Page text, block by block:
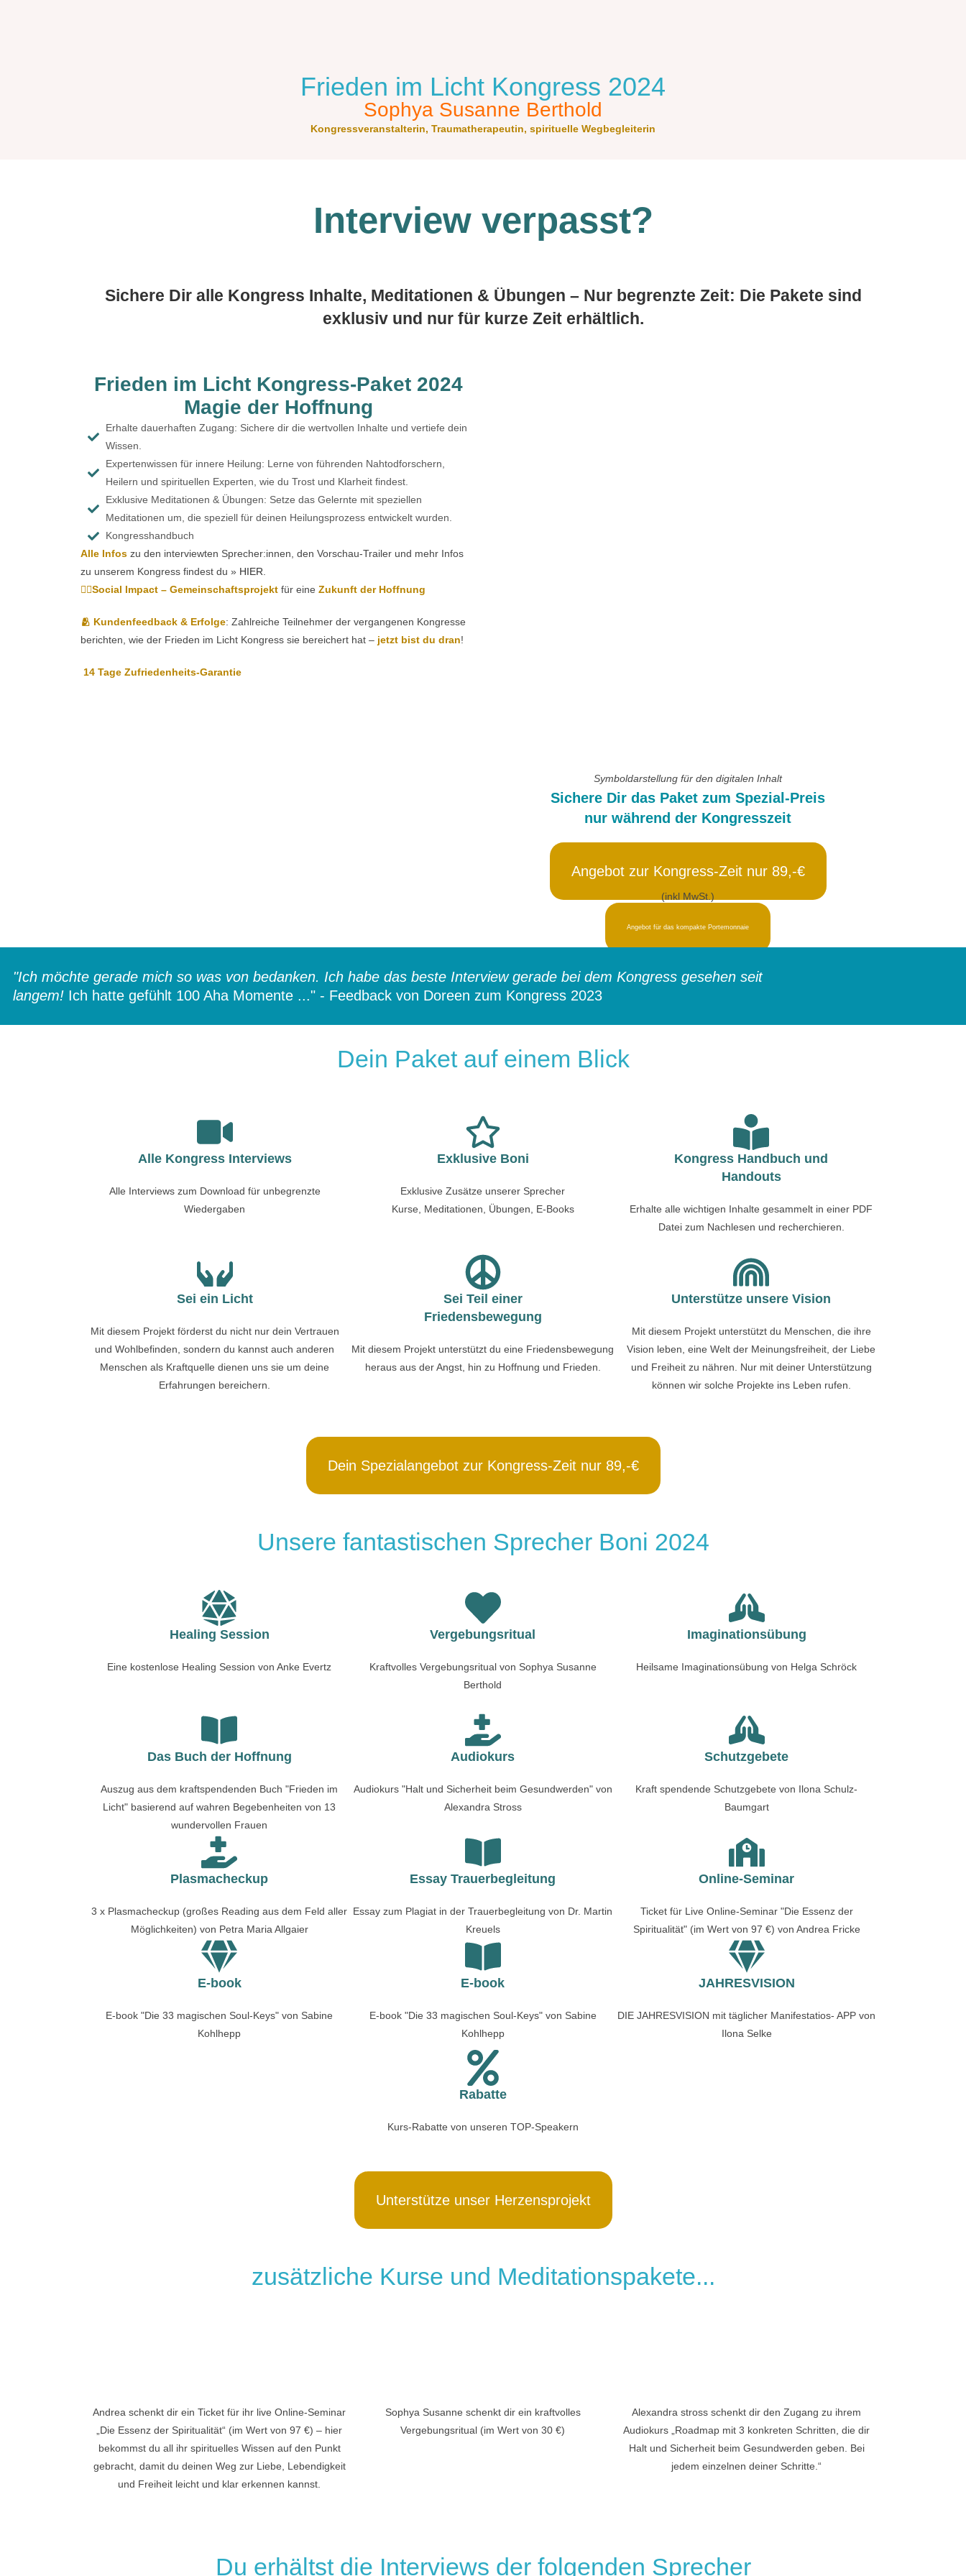
Frieden im Licht Kongress 2024
Sophya Susanne Berthold
Kongressveranstalterin, Traumatherapeutin, spirituelle Wegbegleiterin
Interview verpasst?
Sichere Dir alle Kongress Inhalte, Meditationen & Übungen – Nur begrenzte Zeit: Die Pakete sind
exklusiv und nur für kurze Zeit erhältlich.
Frieden im Licht Kongress-Paket 2024
Magie der Hoffnung
Erhalte dauerhaften Zugang: Sichere dir die wertvollen Inhalte und vertiefe dein
Wissen.
Expertenwissen für innere Heilung: Lerne von führenden Nahtodforschern,
Heilern und spirituellen Experten, wie du Trost und Klarheit findest.
Exklusive Meditationen & Übungen: Setze das Gelernte mit speziellen
Meditationen um, die speziell für deinen Heilungsprozess entwickelt wurden.
Kongresshandbuch
Alle Infos zu den interviewten Sprecher:innen, den Vorschau-Trailer und mehr Infos
zu unserem Kongress findest du » HIER.
👇🏼Social Impact – Gemeinschaftsprojekt für eine Zukunft der Hoffnung
🫂 Kundenfeedback & Erfolge: Zahlreiche Teilnehmer der vergangenen Kongresse
berichten, wie der Frieden im Licht Kongress sie bereichert hat – jetzt bist du dran!
14 Tage Zufriedenheits-Garantie
Symboldarstellung für den digitalen Inhalt
Sichere Dir das Paket zum Spezial-Preis
nur während der Kongresszeit
Angebot zur Kongress-Zeit nur 89,-€
(inkl MwSt.)
Angebot für das kompakte Portemonnaie
"Ich möchte gerade mich so was von bedanken. Ich habe das beste Interview gerade bei dem Kongress gesehen seit
langem! Ich hatte gefühlt 100 Aha Momente ..." - Feedback von Doreen zum Kongress 2023
Dein Paket auf einem Blick
Alle Kongress Interviews
Alle Interviews zum Download für unbegrenzte
Wiedergaben
Exklusive Boni
Exklusive Zusätze unserer Sprecher
Kurse, Meditationen, Übungen, E-Books
Kongress Handbuch und
Handouts
Erhalte alle wichtigen Inhalte gesammelt in einer PDF
Datei zum Nachlesen und recherchieren.
Sei ein Licht
Mit diesem Projekt förderst du nicht nur dein Vertrauen
und Wohlbefinden, sondern du kannst auch anderen
Menschen als Kraftquelle dienen uns sie um deine
Erfahrungen bereichern.
Sei Teil einer
Friedensbewegung
Mit diesem Projekt unterstützt du eine Friedensbewegung
heraus aus der Angst, hin zu Hoffnung und Frieden.
Unterstütze unsere Vision
Mit diesem Projekt unterstützt du Menschen, die ihre
Vision leben, eine Welt der Meinungsfreiheit, der Liebe
und Freiheit zu nähren. Nur mit deiner Unterstützung
können wir solche Projekte ins Leben rufen.
Dein Spezialangebot zur Kongress-Zeit nur 89,-€
Unsere fantastischen Sprecher Boni 2024
Healing Session
Eine kostenlose Healing Session von Anke Evertz
Vergebungsritual
Kraftvolles Vergebungsritual von Sophya Susanne
Berthold
Imaginationsübung
Heilsame Imaginationsübung von Helga Schröck
Das Buch der Hoffnung
Auszug aus dem kraftspendenden Buch "Frieden im
Licht" basierend auf wahren Begebenheiten von 13
wundervollen Frauen
Audiokurs
Audiokurs "Halt und Sicherheit beim Gesundwerden" von
Alexandra Stross
Schutzgebete
Kraft spendende Schutzgebete von Ilona Schulz-
Baumgart
Plasmacheckup
3 x Plasmacheckup (großes Reading aus dem Feld aller
Möglichkeiten) von Petra Maria Allgaier
Essay Trauerbegleitung
Essay zum Plagiat in der Trauerbegleitung von Dr. Martin
Kreuels
Online-Seminar
Ticket für Live Online-Seminar "Die Essenz der
Spiritualität" (im Wert von 97 €) von Andrea Fricke
E-book
E-book "Die 33 magischen Soul-Keys" von Sabine
Kohlhepp
E-book
E-book "Die 33 magischen Soul-Keys" von Sabine
Kohlhepp
JAHRESVISION
DIE JAHRESVISION mit täglicher Manifestatios- APP von
Ilona Selke
Rabatte
Kurs-Rabatte von unseren TOP-Speakern
Unterstütze unser Herzensprojekt
zusätzliche Kurse und Meditationspakete...
Andrea schenkt dir ein Ticket für ihr live Online-Seminar
„Die Essenz der Spiritualität“ (im Wert von 97 €) – hier
bekommst du all ihr spirituelles Wissen auf den Punkt
gebracht, damit du deinen Weg zur Liebe, Lebendigkeit
und Freiheit leicht und klar erkennen kannst.
Sophya Susanne schenkt dir ein kraftvolles
Vergebungsritual (im Wert von 30 €)
Alexandra stross schenkt dir den Zugang zu ihrem
Audiokurs „Roadmap mit 3 konkreten Schritten, die dir
Halt und Sicherheit beim Gesundwerden geben. Bei
jedem einzelnen deiner Schritte.“
Du erhältst die Interviews der folgenden Sprecher